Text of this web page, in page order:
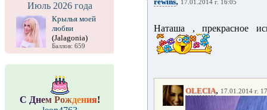
Июль 2026 года
Крылья моей
любви
(Jalagonia)
Баллов: 659
С Днем Рождения!
17.01.2014 г. 16:05
Наташа , прекрасное
OLECIA, 17.01.2014 г.